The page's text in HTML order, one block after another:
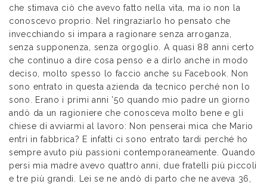
che stimava ciò che avevo fatto nella vita, ma io non la
conoscevo proprio. Nel ringraziarlo ho pensato che
invecchiando si impara a ragionare senza arroganza,
senza supponenza, senza orgoglio. A quasi 88 anni certo
che continuo a dire cosa penso e a dirlo anche in modo
deciso, molto spesso lo faccio anche su Facebook. Non
sono entrato in questa azienda da tecnico perché non lo
sono. Erano i primi anni ’50 quando mio padre un giorno
andò da un ragioniere che conosceva molto bene e gli
chiese di avviarmi al lavoro: Non penserai mica che Mario
entri in fabbrica? E infatti ci sono entrato tardi perché ho
sempre avuto più passioni contemporaneamente. Quando
persi mia madre avevo quattro anni, due fratelli più piccoli
e tre più grandi. Lei se ne andò di parto che ne aveva 36,